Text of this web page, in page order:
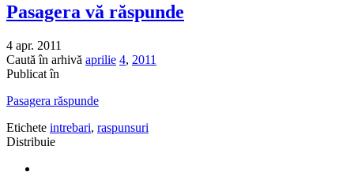
Pasagera vă răspunde
4 apr. 2011
Caută în arhivă aprilie 4, 2011
Publicat în
Pasagera răspunde
Etichete intrebari, raspunsuri
Distribuie